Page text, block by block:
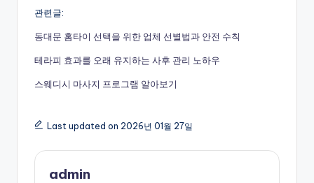
관련글:
동대문 홈타이 선택을 위한 업체 선별법과 안전 수칙
테라피 효과를 오래 유지하는 사후 관리 노하우
스웨디시 마사지 프로그램 알아보기
Last updated on 2026년 01월 27일
admin